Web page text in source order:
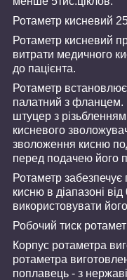
Ротаметр кисневий
Ротаметр кисневий
витрати медичного
до пацієнта.
Ротаметр
палатний з фланцем.
штуцер з
кисневого
зволоження кисню
перед подачею його
Ротаметр
кисню в діапазоні
використовувати його
Робочий тиск
Корпус ротаметра
ротаметра
поплавець - з